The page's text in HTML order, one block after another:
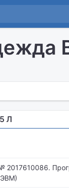
Л
2017610086.